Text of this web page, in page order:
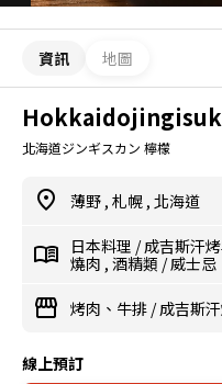
資訊 地圖
北海道ジンギスカン 檸檬
薄野 , 札幌 , 北海道
日本料理 /成吉斯汗
燒肉 , 酒精類 /威士忌
烤肉、牛排 /成吉斯
線上預訂